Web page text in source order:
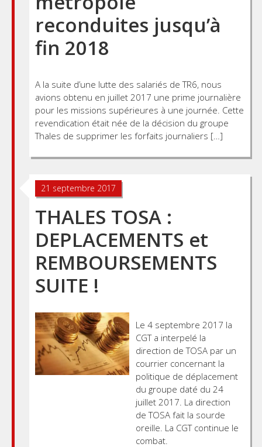
reconduites jusqu’à
fin 2018
A la suite d’une lutte des salariés de TR6, nous
avions obtenu en juillet 2017 une prime journalière
pour les missions supérieures à une journée. Cette
revendication était née de la décision du groupe
Thales de supprimer les forfaits journaliers […]
21 septembre 2017
THALES TOSA :
DEPLACEMENTS et
REMBOURSEMENTS
SUITE !
Le 4 septembre 2017 la
CGT a interpelé la
direction de TOSA par un
courrier concernant la
politique de déplacement
du groupe daté du 24
juillet 2017. La direction
de TOSA fait la sourde
oreille. La CGT continue le
combat.